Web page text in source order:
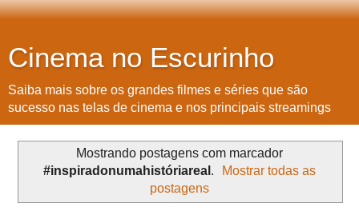
Cinema no Escurinho
Saiba mais sobre os grandes filmes e séries que são
sucesso nas telas de cinema e nos principais streamings
Mostrando postagens com marcador
#inspiradonumahistóriareal .
Mostrar todas as
postagens